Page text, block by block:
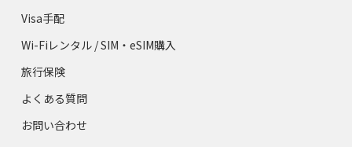
Visa手配
Wi-Fiレンタル / SIM・eSIM購入
旅行保険
よくある質問
お問い合わせ